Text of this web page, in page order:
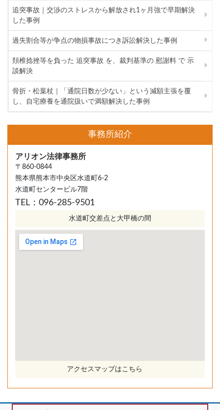
追突事故｜交渉のストレスから解放され1ヶ月強で早期解決
した事例
過失割合等が争点の物損事故につき訴訟解決した事例
頚椎捻挫等を負った 追突事故 を、裁判基準の 慰謝料 で 示
談解決
骨折・松葉杖｜「通院日数が少ない」という減額主張を覆
し、自宅療養を通院扱いで満額解決した事例
事務所紹介
アリオン法律事務所
〒860-0844
熊本県熊本市中央区水道町6-2
水道町センタービル7階
TEL：096-285-9501
水道町交差点と大甲橋の間
アクセスマップはこちら